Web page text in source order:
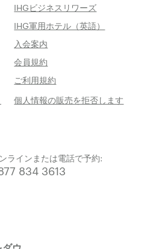
IHGビジネスリワーズ
IHG軍用ホテル（英語）
入会案内
会員規約
ご利用規約
個人情報の販売を拒否します
ラインまたは電話で予約:
834 3613